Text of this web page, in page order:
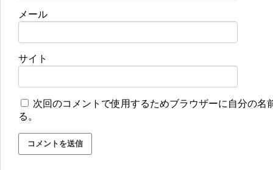
メール
サイト
次回のコメントで使用するためブラウザーに自分の名
る。